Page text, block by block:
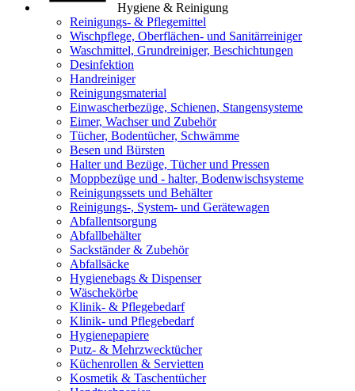
Hygiene & Reinigung
Reinigungs- & Pflegemittel
Wischpflege, Oberflächen- und Sanitärreiniger
Waschmittel, Grundreiniger, Beschichtungen
Desinfektion
Handreiniger
Reinigungsmaterial
Einwascherbezüge, Schienen, Stangensysteme
Eimer, Wachser und Zubehör
Tücher, Bodentücher, Schwämme
Besen und Bürsten
Halter und Bezüge, Tücher und Pressen
Moppbezüge und - halter, Bodenwischsysteme
Reinigungssets und Behälter
Reinigungs-, System- und Gerätewagen
Abfallentsorgung
Abfallbehälter
Sackständer & Zubehör
Abfallsäcke
Hygienebags & Dispenser
Wäschekörbe
Klinik- & Pflegebedarf
Klinik- und Pflegebedarf
Hygienepapiere
Putz- & Mehrzwecktücher
Küchenrollen & Servietten
Kosmetik & Taschentücher